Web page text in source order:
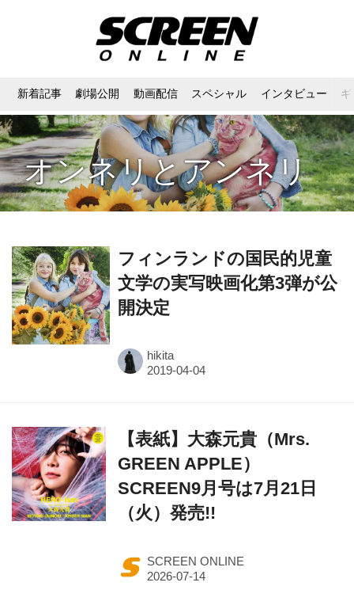
新着記事 劇場公開 動画配信 スペシャル インタビュー
オンネリとアンネリ
フィンランドの国民的児童
文学の実写映画化第3弾が公
開決定
hikita
【表紙】大森元貴（Mrs.
GREEN APPLE）
SCREEN9月号は7月21日
（火）発売!!
SCREEN ONLINE